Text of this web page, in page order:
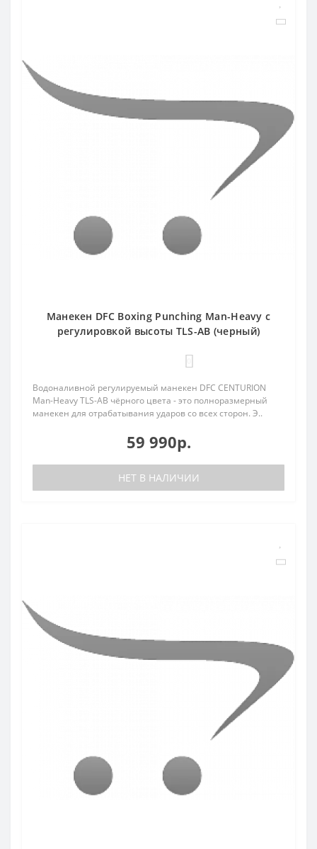
Манекен DFC Boxing Punching Man-Heavy c
регулировкой высоты TLS-AB (черный)
Водоналивной регулируемый манекен DFC CENTURION
Man-Heavy TLS-AB чёрного цвета - это полноразмерный
манекен для отрабатывания ударов со всех сторон. Э..
59 990р.
НЕТ В НАЛИЧИИ